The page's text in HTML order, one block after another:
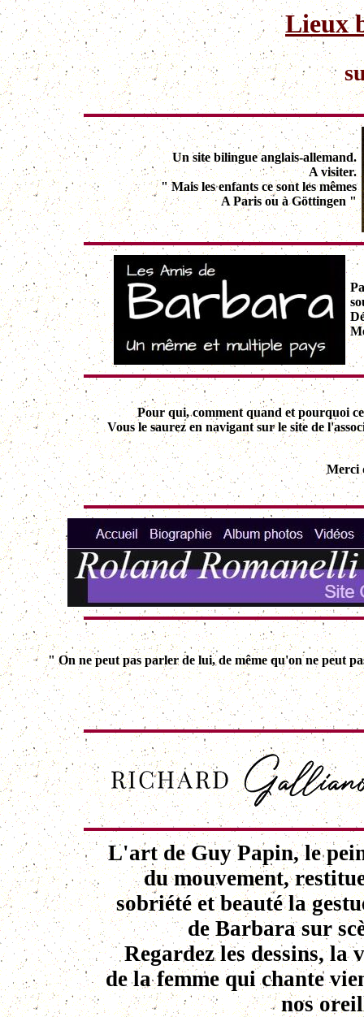
Lieux
Un site bilingue anglais-allemand.
A visiter.
" Mais les enfants ce sont les mêmes
A Paris ou à Göttingen "
Pour qui, comment quand et pourquoi
Vous le saurez en navigant sur le site de
Merci
" On ne peut pas parler de lui, de même qu'on ne peut
L'art de Guy Papin, le
du mouvement,
sobriété et beauté la
de Barbara sur
Regardez les dessins, la
de la femme qui chante
nos